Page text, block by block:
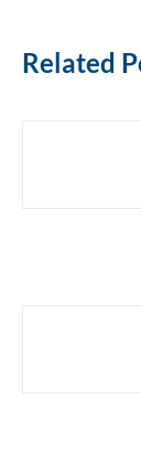
Related